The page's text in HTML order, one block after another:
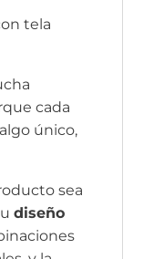
tela
cada
único,
sea
diseño